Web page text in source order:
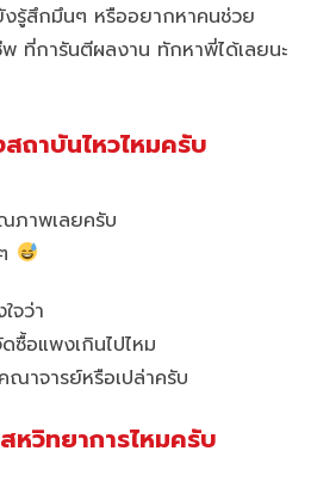
รู้สึกมึนๆ หรืออยากหาคนช่วย
ที่การันตีผลงาน ทักหาพี่ได้เลยนะ
ถาบันไหวไหมครับ
ภาพเลยครับ
จว่า
ซื้อแพงเกินไปไหม
ณาจารย์หรือเปล่าครับ
หวิทยาการไหมครับ